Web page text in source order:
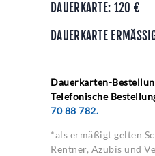
DAUERKARTE: 120 €
DAUERKARTE
Dauerkarten-
Telefonische
70 88 782.
*als ermäßigt gelten
Rentner, Azubis und